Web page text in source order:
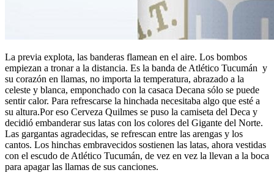
La previa explota, las banderas flamean en el aire. Los bombos
empiezan a tronar a la distancia. Es la banda de Atlético Tucumán y
su corazón en llamas, no importa la temperatura, abrazado a la
celeste y blanca, emponchado con la casaca Decana sólo se puede
sentir calor. Para refrescarse la hinchada necesitaba algo que esté a
su altura.Por eso Cerveza Quilmes se puso la camiseta del Deca y
decidió embanderar sus latas con los colores del Gigante del Norte.
Las gargantas agradecidas, se refrescan entre las arengas y los
cantos. Los hinchas embravecidos sostienen las latas, ahora vestidas
con el escudo de Atlético Tucumán, de vez en vez la llevan a la boca
para apagar las llamas de sus canciones.